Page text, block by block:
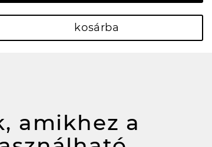
kosárba
amikhez a